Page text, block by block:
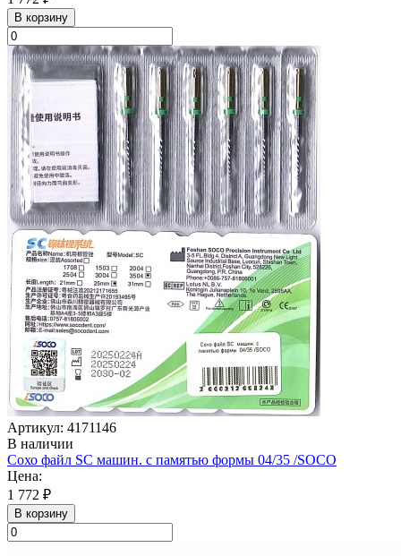
В корзину
Артикул: 4171146
В наличии
Сохо файл SC машин. с памятью формы 04/35 /SOСO
Цена:
1 772 ₽
В корзину